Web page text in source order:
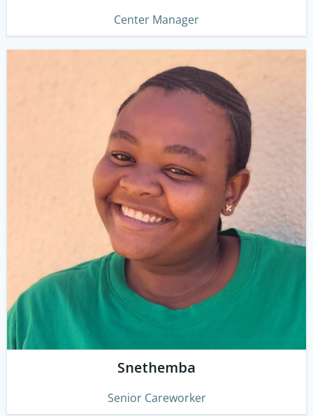
Center Manager
Snethemba
Senior Careworker